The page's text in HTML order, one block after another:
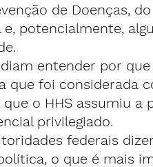
de Doenças,
e, potencialmente,
entender por que
que foi considerada
o HHS assumiu a
privilegiado.
federais
o que é mais